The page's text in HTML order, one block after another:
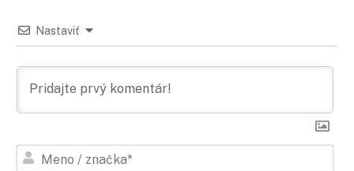
Nastaviť